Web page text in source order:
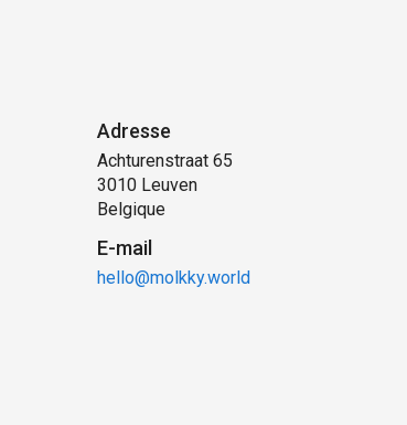
Adresse
Achturenstraat 65
3010 Leuven
Belgique
E-mail
hello@molkky.world